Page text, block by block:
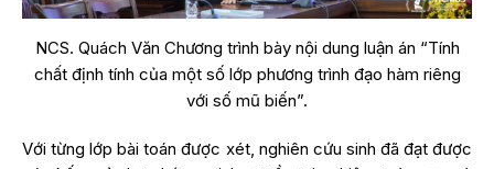
NCS. Quách Văn Chương trình bày nội dung luận án “Tính
chất định tính của một số lớp phương trình đạo hàm riêng
với số mũ biến”.
Với từng lớp bài toán được xét, nghiên cứu sinh đã đạt được